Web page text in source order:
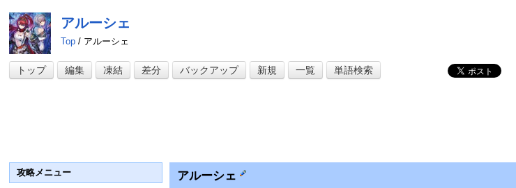
アルーシェ
Top / アルーシェ
トップ 編集 凍結 差分 バックアップ 新規 一覧 単語検索
アルーシェ
攻略メニュー